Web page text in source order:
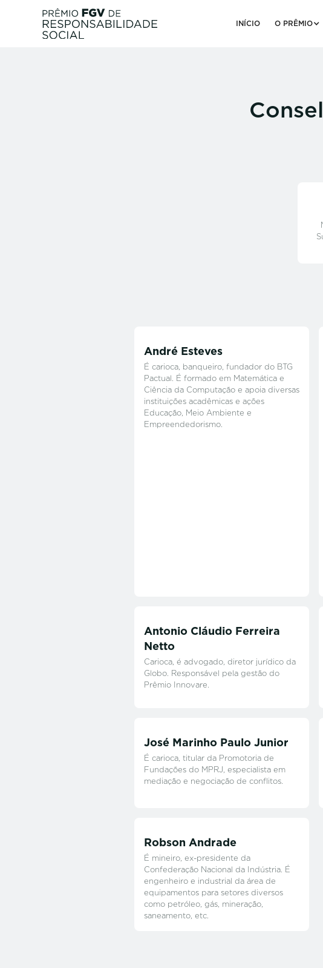
INÍCIO O PRÊMIO
André Esteves
É carioca, banqueiro, fundador do BTG
Pactual. É formado em Matemática e
Ciência da Computação e apoia diversas
instituições acadêmicas e ações
Educação, Meio Ambiente e
Empreendedorismo.
Antonio Cláudio Ferreira
Netto
Carioca, é advogado, diretor jurídico da
Globo. Responsável pela gestão do
Prêmio Innovare.
José Marinho Paulo Junior
É carioca, titular da Promotoria de
Fundações do MPRJ, especialista em
mediação e negociação de conflitos.
Robson Andrade
É mineiro, ex-presidente da
Confederação Nacional da Indústria. É
engenheiro e industrial da área de
equipamentos para setores diversos
como petróleo, gás, mineração,
saneamento, etc.